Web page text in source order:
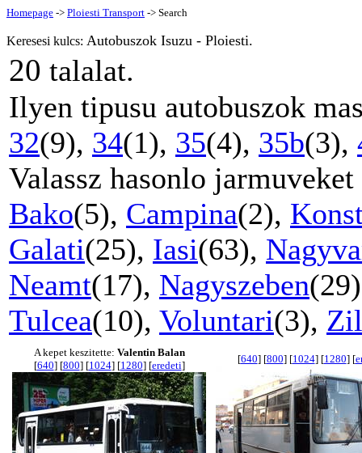
Homepage -> Ploiesti Transport -> Search
Keresesi kulcs: Autobuszok Isuzu - Ploiesti.
20 talalat.
Ilyen tipusu autobuszok
32(9), 34(1), 35(4), 35b(3),
Valassz hasonlo
Bako(5), Campina(2),
Galati(25), Iasi(63),
Neamt(17), Nagyszeben
Tulcea(10), Voluntari(3),
A kepet keszitette: Valentin Balan
[640] [800] [1024] [1280] [eredeti]
[640] [800] [1024] [1280] [